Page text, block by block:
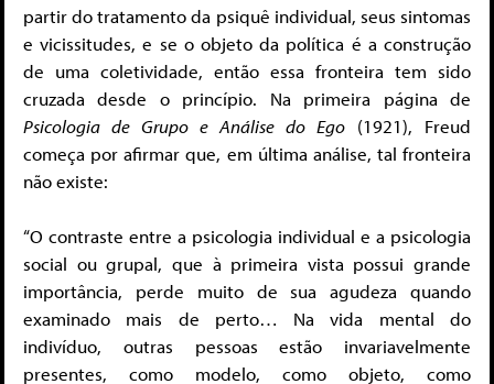
partir do tratamento da psiquê individual, seus sintomas
e vicissitudes, e se o objeto da política é a construção
de uma coletividade, então essa fronteira tem sido
cruzada desde o princípio. Na primeira página de
Psicologia de Grupo e Análise do Ego (1921), Freud
começa por afirmar que, em última análise, tal fronteira
não existe:
“O contraste entre a psicologia individual e a psicologia
social ou grupal, que à primeira vista possui grande
importância, perde muito de sua agudeza quando
examinado mais de perto… Na vida mental do
indivíduo, outras pessoas estão invariavelmente
presentes, como modelo, como objeto, como